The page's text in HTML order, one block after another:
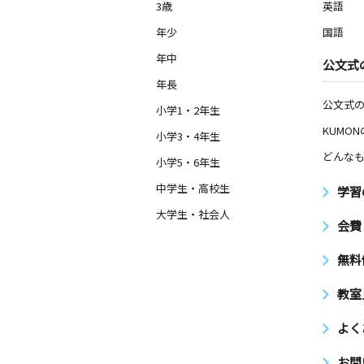
3歳
年少
年中
年長
小学1・2年生
小学3・4年生
小学5・6年生
中学生・高校生
大学生・社会人
英語
国語
公文式
公文式
どんな
学
会
無
教
よ